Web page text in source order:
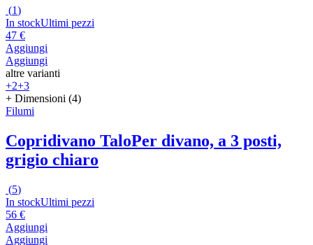
(1)
In stockUltimi pezzi
47 €
Aggiungi
Aggiungi
altre varianti
+2+3
+ Dimensioni (4)
Filumi
Copridivano TaloPer divano, a 3 posti,
grigio chiaro
(5)
In stockUltimi pezzi
56 €
Aggiungi
Aggiungi